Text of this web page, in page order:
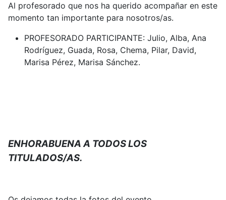
Al profesorado que nos ha querido acompañar en este
momento tan importante para nosotros/as.
PROFESORADO PARTICIPANTE: Julio, Alba, Ana
Rodríguez, Guada, Rosa, Chema, Pilar, David,
Marisa Pérez, Marisa Sánchez.
ENHORABUENA A TODOS LOS
TITULADOS/AS.